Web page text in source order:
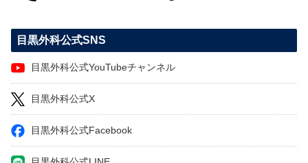
目黒外科公式SNS
目黒外科公式YouTubeチャンネル
目黒外科公式X
目黒外科公式Facebook